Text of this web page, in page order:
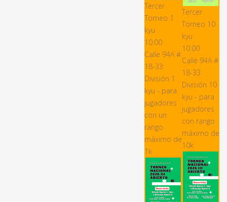
Tercer
Torneo 1
kyu
10:00
Calle 94A #
18-33
División 1
kyu - para
jugadores
con un
rango
máximo de
1k
Tercer
Torneo 10
kyu
10:00
Calle 94A #
18-33
División 10
kyu - para
jugadores
con rango
máximo de
10k